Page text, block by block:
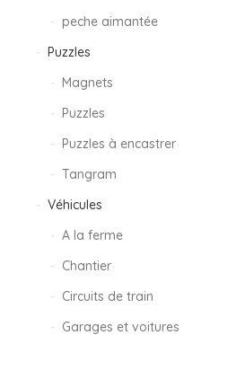
peche aimantée
Puzzles
Magnets
Puzzles
Puzzles à encastrer
Tangram
Véhicules
A la ferme
Chantier
Circuits de train
Garages et voitures